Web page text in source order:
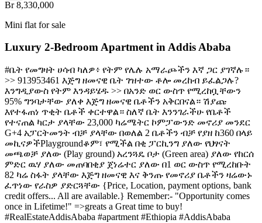
Br 8,330,000
Mini flat for sale
Luxury 2-Bedroom Apartment in Addis Ababa
#ቤት የመግዛት ሀሳብ ካለዎ፥ የትም የሌሉ አማራጮችን እኛ ጋር ያገኛሉ።
>> 913953461 እጅግ ዘመናዊ ቤት ገዝተው ቶሎ መረከብ ይፈልጋሉ?
እንግዲያውስ የትም እንዳይሄዱ >> በአንድ ወር ውስጥ የሚረከቧቸውን
95% ግንባታቸው ያለቀ እጅግ ዘመናዊ ቤቶችን አቅርበናል። ሽያጩ
እየተፋጠነ ጥቂት ቤቶች ቀርተዋል። ስለኛ ቤት እንንገራችሁ የቤቶች
የተናጠል ካርታ ያላቸው 23,000 ካሬሜትር ኮምፓውንድ መኖሪያ መንደር
G+4 አፓርትመንት ብቻ ያላቸው በወለል 2 ቤቶችን ብቻ የያዘ ከ360 በላይ
መኪናዎችPlaygroundቆም፣ የሚችል በቂ ፓርኪንግ ያለው የህፃናት
መጫወቻ ያለው (Play ground) አረንጓዴ ቦታ (Green area) ያለው የከርሰ
ምድር ዉሃ ያለው መጠባበቂያ ጀነሬተር ያለው በ1 ወር ውስጥ የሚረከቡት
82 ካሬ ስፋት ያላቸው እጅግ ዘመናዊ እና ቅንጡ የመኖሪያ ቤቶችን ዛሬውኑ
ፈጥነው የራስዎ ያድርጓቸው {Price, Location, payment options, bank
credit offers... All are available.} Remember:- "Opportunity comes
once in Lifetime!" =>greats a Great time to buy!
#RealEstateAddisAbaba #apartment #Ethiopia #AddisAbaba